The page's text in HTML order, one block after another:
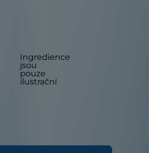
Ingredience
jsou
pouze
ilustrační